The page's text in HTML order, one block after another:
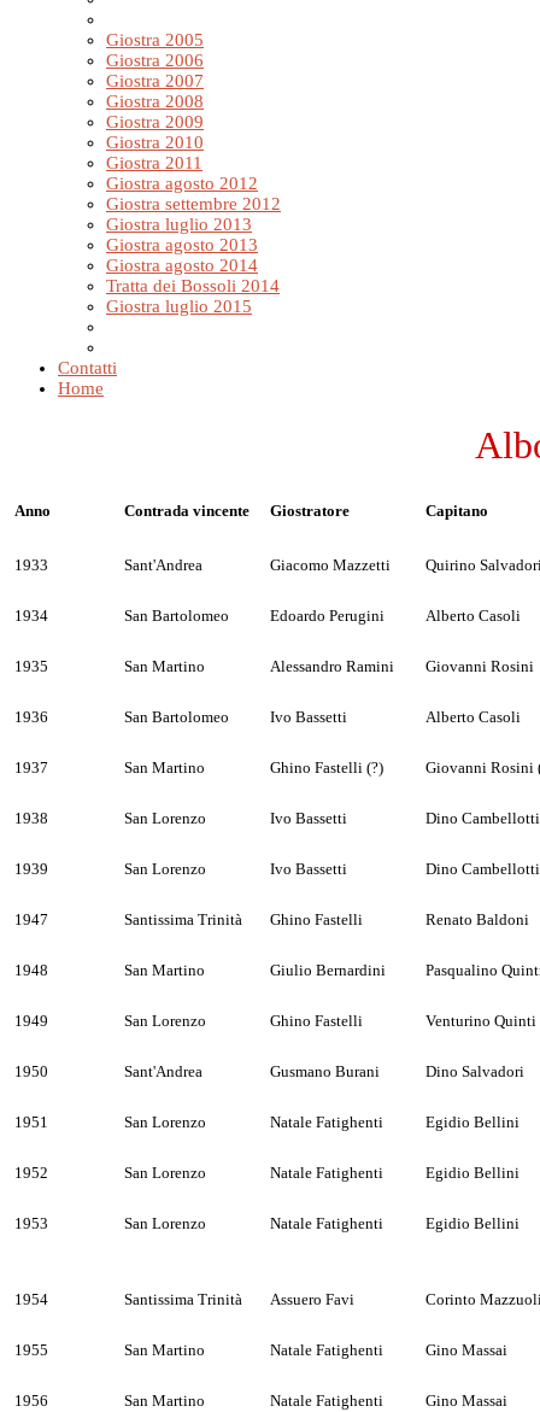
Giostra 2005
Giostra 2006
Giostra 2007
Giostra 2008
Giostra 2009
Giostra 2010
Giostra 2011
Giostra agosto 2012
Giostra settembre 2012
Giostra luglio 2013
Giostra agosto 2013
Giostra agosto 2014
Tratta dei Bossoli 2014
Giostra luglio 2015
Contatti
Home
Anno Contrada vincente Giostratore Capitano
1933 Sant'Andrea Giacomo Mazzetti Quirino
1934 San Bartolomeo Edoardo Perugini Alberto Casoli
1935 San Martino Alessandro Ramini Giovanni Rosini
1936 San Bartolomeo Ivo Bassetti Alberto Casoli
1937 San Martino Ghino Fastelli (?) Giovanni Rosini
1938 San Lorenzo Ivo Bassetti Dino Cambellotti
1939 San Lorenzo Ivo Bassetti Dino Cambellotti
1947 Santissima Trinità Ghino Fastelli Renato Baldoni
1948 San Martino Giulio Bernardini Pasqualino
1949 San Lorenzo Ghino Fastelli Venturino Quinti
1950 Sant'Andrea Gusmano Burani Dino Salvadori
1951 San Lorenzo Natale Fatighenti Egidio Bellini
1952 San Lorenzo Natale Fatighenti Egidio Bellini
1953 San Lorenzo Natale Fatighenti Egidio Bellini
1954 Santissima Trinità Assuero Favi Corinto
1955 San Martino Natale Fatighenti Gino Massai
1956 San Martino Natale Fatighenti Gino Massai